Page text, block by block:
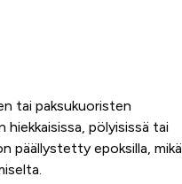
tai paksukuoristen
hiekkaisissa, pölyisissä tai
päällystetty epoksilla, mikä